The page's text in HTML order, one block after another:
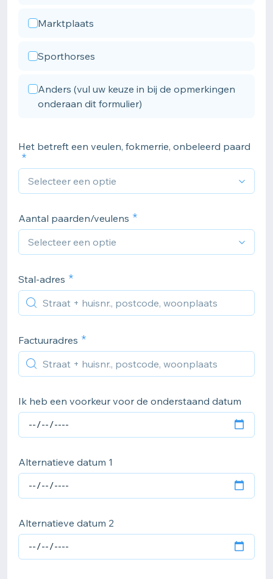
Marktplaats
Sporthorses
Anders (vul uw keuze in bij de opmerkingen
onderaan dit formulier)
Het betreft een veulen, fokmerrie, onbeleerd paard
Aantal paarden/veulens
Stal-adres
Factuuradres
Ik heb een voorkeur voor de onderstaand datum
Alternatieve datum 1
Alternatieve datum 2